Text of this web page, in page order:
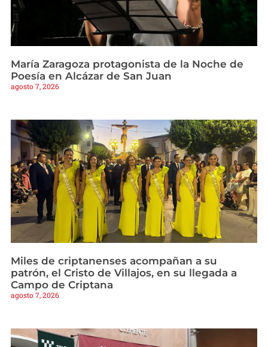
María Zaragoza protagonista de la Noche de
Poesía en Alcázar de San Juan
agosto 7, 2026
Miles de criptanenses acompañan a su
patrón, el Cristo de Villajos, en su llegada a
Campo de Criptana
agosto 7, 2026